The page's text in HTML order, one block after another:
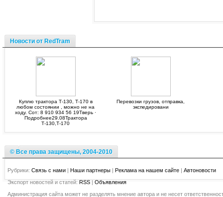
Новости от RedTram
Куплю трактора Т-130, Т-170 в
любом состоянии , можно не на
ходу. Сот: 8 910 934 56 19Тверь ·
Подробнее29.08Трактора
Т-130,Т-170
Перевозки грузов, отправка,
экспедировани
© Все права защищены, 2004-2010
Рубрики: Связь с нами | Наши партнеры | Реклама на нашем сайте | Автоновости
Экспорт новостей и статей: RSS | Объявления
Администрация сайта может не разделять мнение автора и не несет